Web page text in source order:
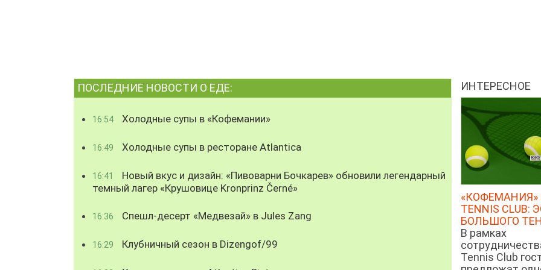
ПОСЛЕДНИЕ НОВОСТИ О ЕДЕ:
16:54 Холодные супы в «Кофемании»
16:49 Холодные супы в ресторане Atlantica
16:41
Новый вкус и дизайн: «Пивоварни Бочкарев» обновили легендарный
темный лагер «Крушовице Kronprinz Černé»
16:36 Спешл-десерт «Медвезай» в Jules Zang
16:29 Клубничный сезон в Dizengof/99
ИНТЕРЕСНОЕ
«КОФЕМАНИЯ»
TENNIS CLUB:
БОЛЬШОГО
В рамках
Tennis Club